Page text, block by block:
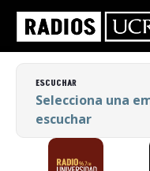
ESCUCHAR
Selecciona una
escuchar
ESCUCHAR
Selecciona una
escuchar